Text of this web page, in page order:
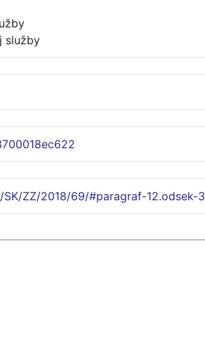
služby
ZZ/2018/69/#paragraf-12.odsek-3